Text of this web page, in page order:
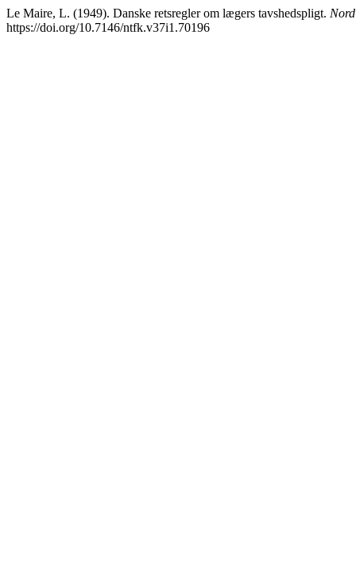
Le Maire, L. (1949). Danske retsregler om lægers tavshedspligt.
https://doi.org/10.7146/ntfk.v37i1.70196